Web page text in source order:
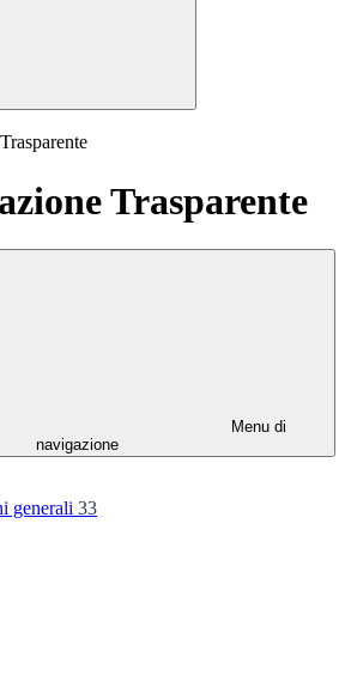
Trasparente
Menu di
navigazione
generali 33